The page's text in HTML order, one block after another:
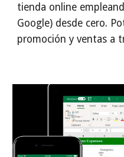
tienda online
Google) desde cero.
promoción y ventas a